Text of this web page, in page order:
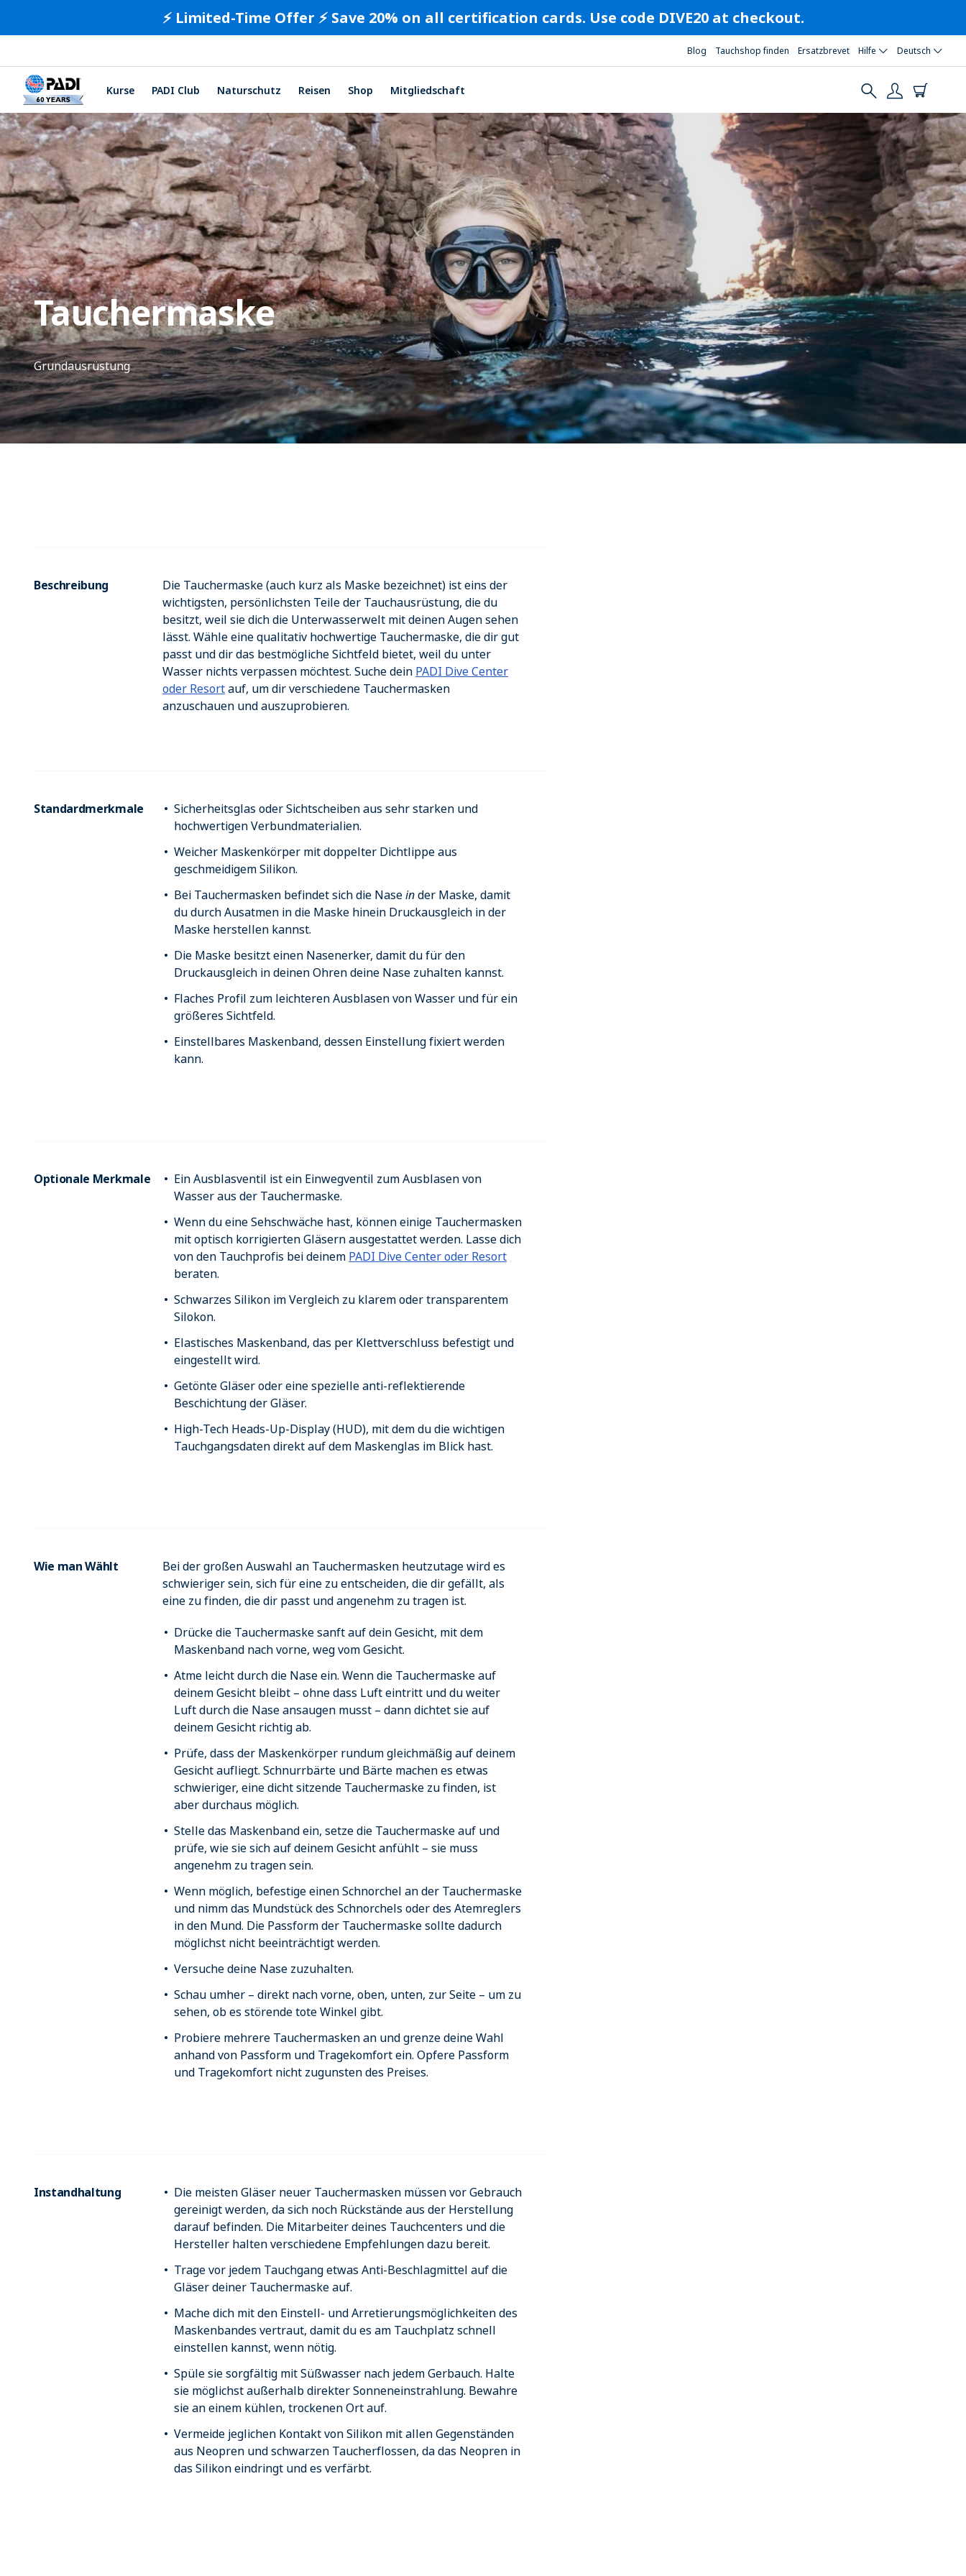
⚡️ Limited-Time Offer ⚡️ Save 20% on all certification cards. Use code DIVE20 at checkout.
Blog Tauchshop finden Ersatzbrevet Hilfe Deutsch
Kurse PADI Club Naturschutz Reisen Shop Mitgliedschaft
Tauchermaske
Grundausrüstung
Beschreibung
Die Tauchermaske (auch kurz als Maske bezeichnet) ist eins der
wichtigsten, persönlichsten Teile der Tauchausrüstung, die du
besitzt, weil sie dich die Unterwasserwelt mit deinen Augen sehen
lässt. Wähle eine qualitativ hochwertige Tauchermaske, die dir gut
passt und dir das bestmögliche Sichtfeld bietet, weil du unter
Wasser nichts verpassen möchtest. Suche dein PADI Dive Center
oder Resortauf, um dir verschiedene Tauchermasken
anzuschauen und auszuprobieren.
Standardmerkmale
Sicherheitsglas oder Sichtscheiben aus sehr starken und
hochwertigen Verbundmaterialien.
Weicher Maskenkörper mit doppelter Dichtlippe aus
geschmeidigem Silikon.
Bei Tauchermasken befindet sich die Naseinder Maske, damit
du durch Ausatmen in die Maske hinein Druckausgleich in der
Maske herstellen kannst.
Die Maske besitzt einen Nasenerker, damit du für den
Druckausgleich in deinen Ohren deine Nase zuhalten kannst.
Flaches Profil zum leichteren Ausblasen von Wasser und für ein
größeres Sichtfeld.
Einstellbares Maskenband, dessen Einstellung fixiert werden
kann.
Optionale Merkmale
Ein Ausblasventil ist ein Einwegventil zum Ausblasen von
Wasser aus der Tauchermaske.
Wenn du eine Sehschwäche hast, können einige Tauchermasken
mit optisch korrigierten Gläsern ausgestattet werden. Lasse dich
von den Tauchprofis bei deinem PADI Dive Center oder Resort
beraten.
Schwarzes Silikon im Vergleich zu klarem oder transparentem
Silokon.
Elastisches Maskenband, das per Klettverschluss befestigt und
eingestellt wird.
Getönte Gläser oder eine spezielle anti-reflektierende
Beschichtung der Gläser.
High-Tech Heads-Up-Display (HUD), mit dem du die wichtigen
Tauchgangsdaten direkt auf dem Maskenglas im Blick hast.
Wie man Wählt
Bei der großen Auswahl an Tauchermasken heutzutage wird es
schwieriger sein, sich für eine zu entscheiden, die dir gefällt, als
eine zu finden, die dir passt und angenehm zu tragen ist.
Drücke die Tauchermaske sanft auf dein Gesicht, mit dem
Maskenband nach vorne, weg vom Gesicht.
Atme leicht durch die Nase ein. Wenn die Tauchermaske auf
deinem Gesicht bleibt – ohne dass Luft eintritt und du weiter
Luft durch die Nase ansaugen musst – dann dichtet sie auf
deinem Gesicht richtig ab.
Prüfe, dass der Maskenkörper rundum gleichmäßig auf deinem
Gesicht aufliegt. Schnurrbärte und Bärte machen es etwas
schwieriger, eine dicht sitzende Tauchermaske zu finden, ist
aber durchaus möglich.
Stelle das Maskenband ein, setze die Tauchermaske auf und
prüfe, wie sie sich auf deinem Gesicht anfühlt – sie muss
angenehm zu tragen sein.
Wenn möglich, befestige einen Schnorchel an der Tauchermaske
und nimm das Mundstück des Schnorchels oder des Atemreglers
in den Mund. Die Passform der Tauchermaske sollte dadurch
möglichst nicht beeinträchtigt werden.
Versuche deine Nase zuzuhalten.
Schau umher – direkt nach vorne, oben, unten, zur Seite – um zu
sehen, ob es störende tote Winkel gibt.
Probiere mehrere Tauchermasken an und grenze deine Wahl
anhand von Passform und Tragekomfort ein. Opfere Passform
und Tragekomfort nicht zugunsten des Preises.
Instandhaltung
Die meisten Gläser neuer Tauchermasken müssen vor Gebrauch
gereinigt werden, da sich noch Rückstände aus der Herstellung
darauf befinden. Die Mitarbeiter deines Tauchcenters und die
Hersteller halten verschiedene Empfehlungen dazu bereit.
Trage vor jedem Tauchgang etwas Anti-Beschlagmittel auf die
Gläser deiner Tauchermaske auf.
Mache dich mit den Einstell- und Arretierungsmöglichkeiten des
Maskenbandes vertraut, damit du es am Tauchplatz schnell
einstellen kannst, wenn nötig.
Spüle sie sorgfältig mit Süßwasser nach jedem Gerbauch. Halte
sie möglichst außerhalb direkter Sonneneinstrahlung. Bewahre
sie an einem kühlen, trockenen Ort auf.
Vermeide jeglichen Kontakt von Silikon mit allen Gegenständen
aus Neopren und schwarzen Taucherflossen, da das Neopren in
das Silikon eindringt und es verfärbt.